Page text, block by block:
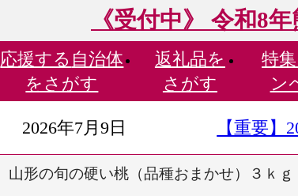
《受付中》 令和8
応援する 自治体
をさがす
返礼品を
さがす
特集
ン
2026年7月9日 【重要
山形の旬の硬い桃（品種おまかせ）３ｋ